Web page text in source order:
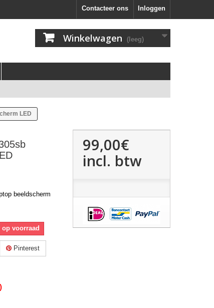
Inloggen
Contacteer ons
Winkelwagen (leeg)
LED
beeldscherm
voorraad
Pinterest
99,00€
incl. btw